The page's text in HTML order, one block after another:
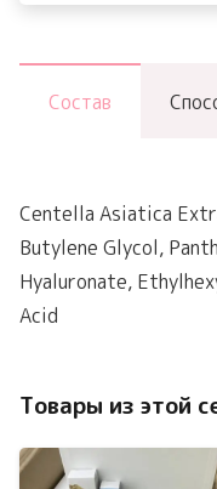
Состав
Centella Asiatica
Butylene Glycol,
Hyaluronate,
Acid
Товары из этой